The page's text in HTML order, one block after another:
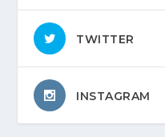
TWITTER
INSTAGRAM